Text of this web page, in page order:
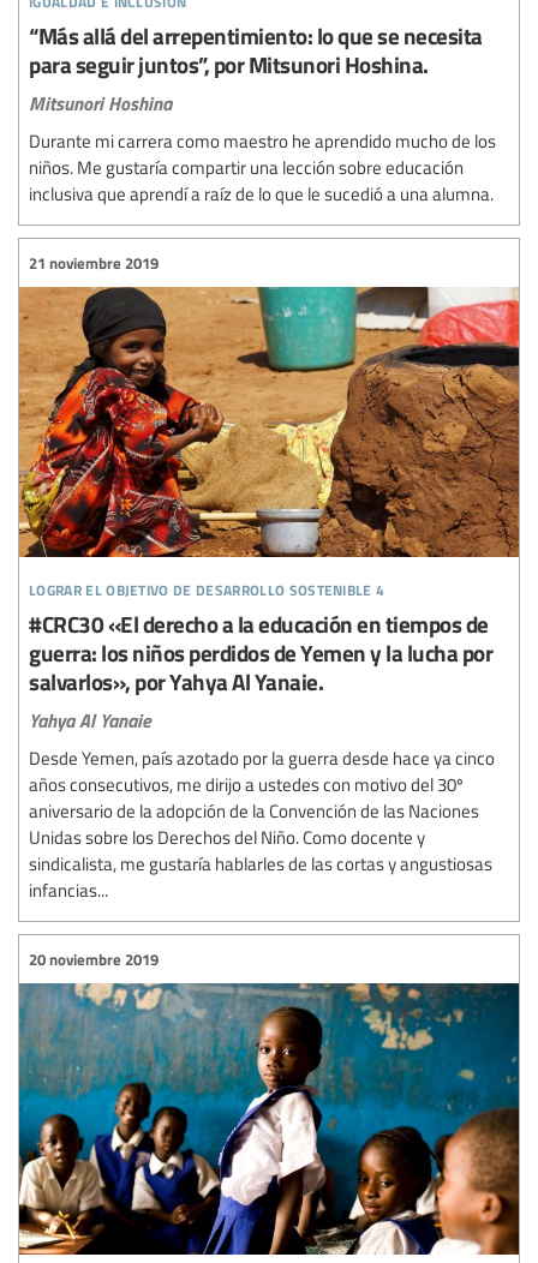
“Más allá del arrepentimiento: lo que se necesita
para seguir juntos”, por Mitsunori Hoshina.
Mitsunori Hoshina
Durante mi carrera como maestro he aprendido mucho de los
niños. Me gustaría compartir una lección sobre educación
inclusiva que aprendí a raíz de lo que le sucedió a una alumna.
lograr el objetivo de desarrollo sostenible 4
21 noviembre 2019
#CRC30 «El derecho a la educación en tiempos de
guerra: los niños perdidos de Yemen y la lucha por
salvarlos», por Yahya Al Yanaie.
Yahya Al Yanaie
Desde Yemen, país azotado por la guerra desde hace ya cinco
años consecutivos, me dirijo a ustedes con motivo del 30º
aniversario de la adopción de la Convención de las Naciones
Unidas sobre los Derechos del Niño. Como docente y
sindicalista, me gustaría hablarles de las cortas y angustiosas
infancias...
20 noviembre 2019